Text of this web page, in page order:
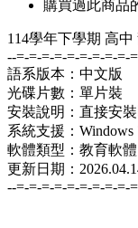
購買過此商品
114學年下學期 高
--=-=-=-=-=-=-=-=-=-
語系版本：中文版
光碟片數：單片裝
安裝說明：直接安
系統支援：Windows
軟體類型：教育軟體
更新日期：
--=-=-=-=-=-=-=-=-=-